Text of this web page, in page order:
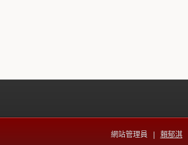
網站管理員 | 賴郁淇